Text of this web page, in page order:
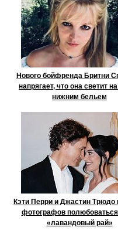
Нового бойфренда Бритни
напрягает, что она светит
нижним бельем
Кэти Перри и Джастин Трюдо
фотографов
«лавандовый рай»